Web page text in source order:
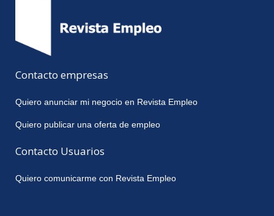
Contacto empresas
Quiero anunciar mi negocio en Revista Empleo
Quiero publicar una oferta de empleo
Contacto Usuarios
Quiero comunicarme con Revista Empleo